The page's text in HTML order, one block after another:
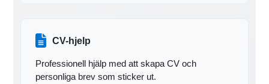
CV-hjelp
Professionell hjälp med att skapa CV och
personliga brev som sticker ut.